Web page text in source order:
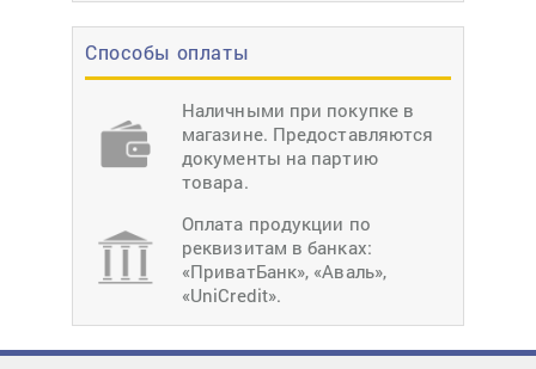
Способы оплаты
Наличными при покупке в
магазине. Предоставляются
документы на партию
товара.
Оплата продукции по
реквизитам в банках:
«ПриватБанк», «Аваль»,
«UniCredit».